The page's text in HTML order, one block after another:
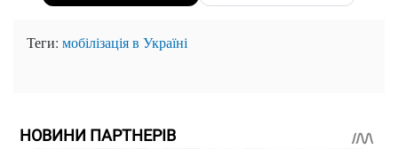
Теги: мобілізація в Україні
НОВИНИ ПАРТНЕРІВ